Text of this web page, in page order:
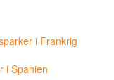
i Frankrig
i Spanien